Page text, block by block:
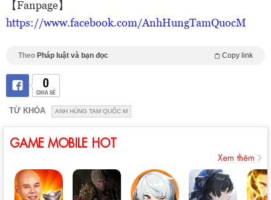
【Fanpage】
https://www.facebook.com/AnhHungTamQuocM
Theo Pháp luật và bạn đọc Copy link
0
CHIA SẺ
TỪ KHÓA ANH HÙNG TAM QUỐC M
GAME MOBILE HOT
Xem thêm